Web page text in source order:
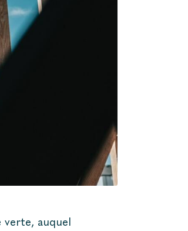
verte, auquel